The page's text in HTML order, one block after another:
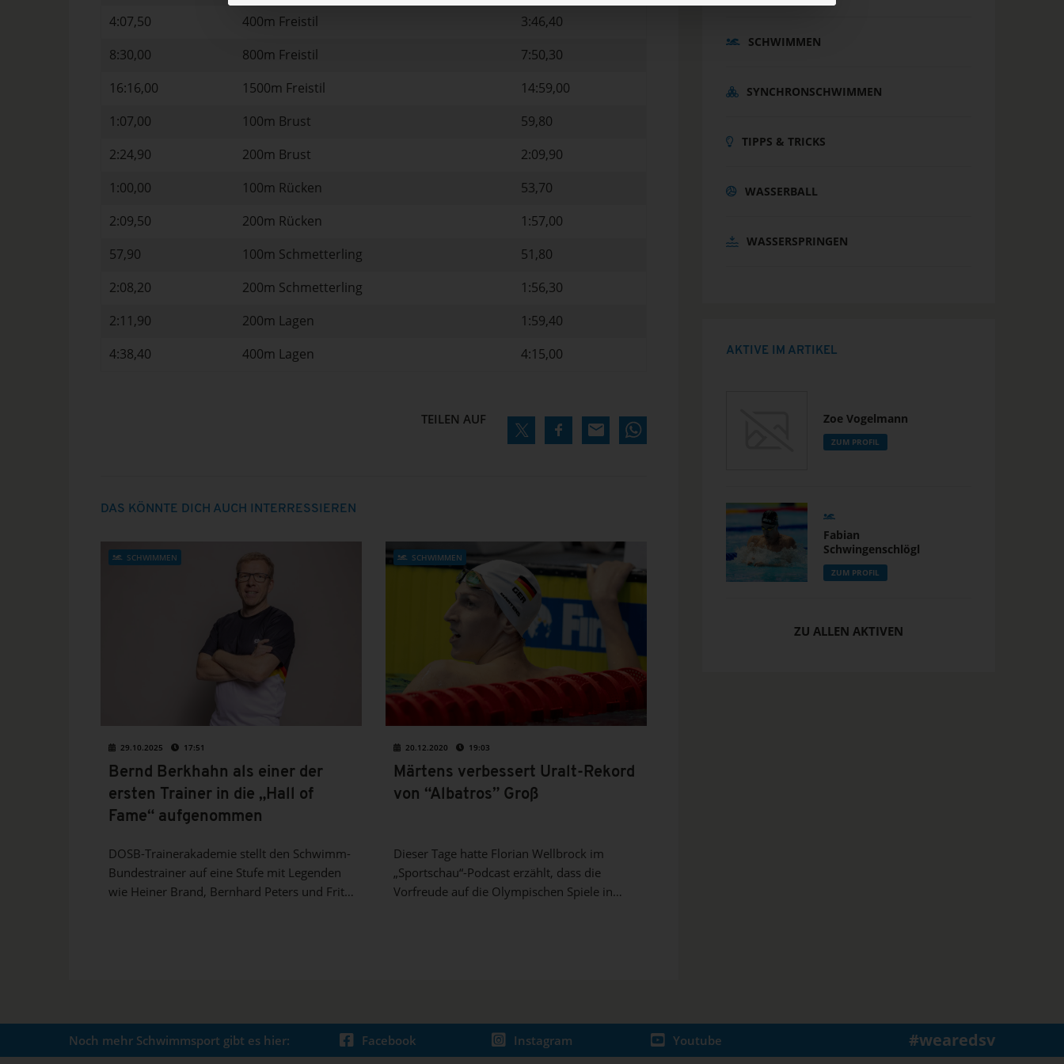
4:07,50
400m Freistil
3:46,40
8:30,00
800m Freistil
7:50,30
16:16,00
1500m Freistil
14:59,00
1:07,00
100m Brust
59,80
2:24,90
200m Brust
2:09,90
1:00,00
100m Rücken
53,70
2:09,50
200m Rücken
1:57,00
57,90
100m Schmetterling
51,80
2:08,20
200m Schmetterling
1:56,30
2:11,90
200m Lagen
1:59,40
4:38,40
400m Lagen 4:15,00
TEILEN AUF
DAS KÖNNTE DICH AUCH INTERRESSIEREN
SCHWIMMEN
29.10.2025 17:51
Bernd Berkhahn als einer der
ersten Trainer in die „Hall of
Fame“ aufgenommen
DOSB-Trainerakademie stellt den Schwimm-
Bundestrainer auf eine Stufe mit Legenden
wie Heiner Brand, Bernhard Peters und Fritz
SCHWIMMEN
20.12.2020 19:03
Märtens verbessert Uralt-Rekord
von “Albatros” Groß
Dieser Tage hatte Florian Wellbrock im
„Sportschau“-Podcast erzählt, dass die
Vorfreude auf die Olympischen Spiele in
SCHWIMMEN
SYNCHRONSCHWIMMEN
TIPPS & TRICKS
WASSERBALL
WASSERSPRINGEN
AKTIVE IM ARTIKEL
Zoe Vogelmann
ZUM PROFIL
Fabian
Schwingenschlögl
ZUM PROFIL
ZU ALLEN AKTIVEN
Noch mehr Schwimmsport gibt es hier: Facebook Instagram Youtube #wearedsv